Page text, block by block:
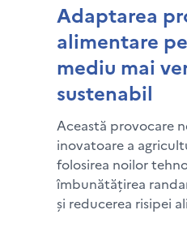
Adaptarea
alimentare
mediu mai
sustenabil
Această provocare
inovatoare a
folosirea noilor
îmbunătățirea
și reducerea risipei